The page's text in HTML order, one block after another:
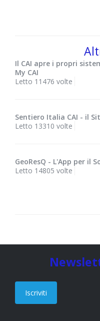
Il CAI apre i propri
My CAI
Letto 11476 volte
Sentiero Italia CAI - il
Letto 13310 volte
GeoResQ - L'App per il
Letto 14805 volte
Iscriviti